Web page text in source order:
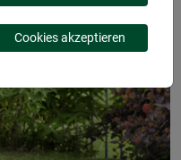
Cookies akzeptieren